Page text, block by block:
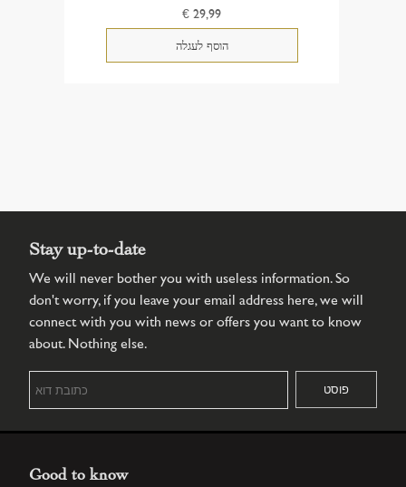
€ 29,99
Stay up-to-date
We will never bother you with useless information. So
don't worry, if you leave your email address here, we will
connect with you with news or offers you want to know
about. Nothing else.
Good to know